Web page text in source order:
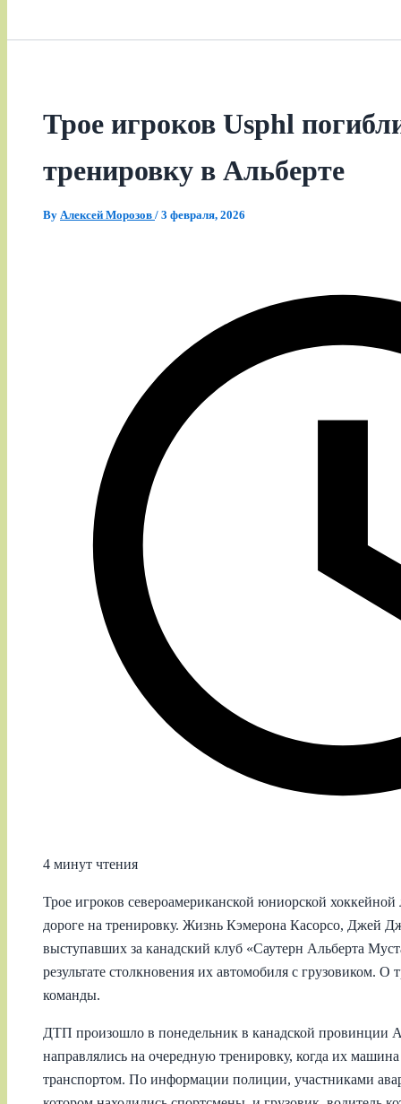
Трое игроков Usphl
тренировку в Альберте
By Алексей Морозов / 3 февраля, 2026
4 минут чтения
Трое игроков североамериканской юниорской
дороге на тренировку. Жизнь Кэмерона Касорсо, Джей
выступавших за канадский клуб «Саутерн Альберта
результате столкновения их автомобиля с грузовиком. О
команды.
ДТП произошло в понедельник в канадской провинции
направлялись на очередную тренировку, когда их
транспортом. По информации полиции, участниками